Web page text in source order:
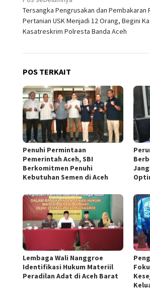
pos
Tersangka Pengrusakan dan Pembakaran
Pertanian USK Menjadi 12 Orang, Begini
Kasatreskrim Polresta Banda Aceh
POS TERKAIT
Penuhi Permintaan
Pemerintah Aceh, SBI
Berkomitmen Penuhi
Kebutuhan Semen di Aceh
Lembaga Wali Nanggroe
Identifikasi Hukum Materiil
Peradilan Adat di Aceh Barat